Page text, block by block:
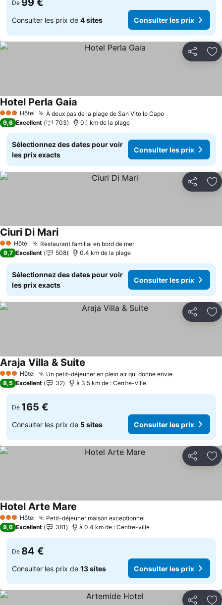
De 99 €
Consulter les prix de 4 sites Consulter les prix
Partager
3 ÉtoilesHôtel À deux pas de la plage de San Vito lo CapoConsulter les
Hotel Perla Gaia
9,6 Excellent 703 0.1 km de la plage
Sélectionnez des dates pour voir
les prix exacts
Consulter les prix
Partager
2 Étoiles
Hôtel Restaurant familial en bord de merConsulter les prix
Ciuri Di MariConsulter les prix
9,7 Excellent 508 0.4 km de la plage
Sélectionnez des dates pour voir
les prix exacts
Consulter les prix
Partager
3 ÉtoilesHôtel Un petit-déjeuner en plein air qui donne envieConsulter
Araja Villa & Suite
8,5 Excellent 32 à 3.5 km de : Centre-ville
De 165 €
Consulter les prix de 5 sites Consulter les prix
Partager
3 ÉtoilesHôtel Petit-déjeuner maison exceptionnel
Hotel Arte Mare
9,6 Excellent 381 à 0.4 km de : Centre-ville
De 84 €
Consulter les prix de 13 sites Consulter les prix